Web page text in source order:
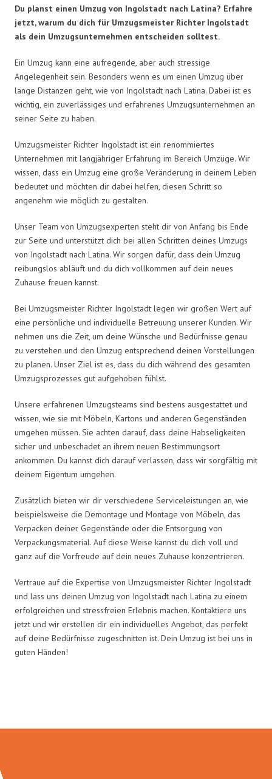
Du planst einen Umzug von Ingolstadt nach Latina? Erfahre
jetzt, warum du dich für Umzugsmeister Richter Ingolstadt
als dein Umzugsunternehmen entscheiden solltest.
Ein Umzug kann eine aufregende, aber auch stressige
Angelegenheit sein. Besonders wenn es um einen Umzug über
lange Distanzen geht, wie von Ingolstadt nach Latina. Dabei ist es
wichtig, ein zuverlässiges und erfahrenes Umzugsunternehmen an
seiner Seite zu haben.
Umzugsmeister Richter Ingolstadt ist ein renommiertes
Unternehmen mit langjähriger Erfahrung im Bereich Umzüge. Wir
wissen, dass ein Umzug eine große Veränderung in deinem Leben
bedeutet und möchten dir dabei helfen, diesen Schritt so
angenehm wie möglich zu gestalten.
Unser Team von Umzugsexperten steht dir von Anfang bis Ende
zur Seite und unterstützt dich bei allen Schritten deines Umzugs
von Ingolstadt nach Latina. Wir sorgen dafür, dass dein Umzug
reibungslos abläuft und du dich vollkommen auf dein neues
Zuhause freuen kannst.
Bei Umzugsmeister Richter Ingolstadt legen wir großen Wert auf
eine persönliche und individuelle Betreuung unserer Kunden. Wir
nehmen uns die Zeit, um deine Wünsche und Bedürfnisse genau
zu verstehen und den Umzug entsprechend deinen Vorstellungen
zu planen. Unser Ziel ist es, dass du dich während des gesamten
Umzugsprozesses gut aufgehoben fühlst.
Unsere erfahrenen Umzugsteams sind bestens ausgestattet und
wissen, wie sie mit Möbeln, Kartons und anderen Gegenständen
umgehen müssen. Sie achten darauf, dass deine Habseligkeiten
sicher und unbeschadet an ihrem neuen Bestimmungsort
ankommen. Du kannst dich darauf verlassen, dass wir sorgfältig mit
deinem Eigentum umgehen.
Zusätzlich bieten wir dir verschiedene Serviceleistungen an, wie
beispielsweise die Demontage und Montage von Möbeln, das
Verpacken deiner Gegenstände oder die Entsorgung von
Verpackungsmaterial. Auf diese Weise kannst du dich voll und
ganz auf die Vorfreude auf dein neues Zuhause konzentrieren.
Vertraue auf die Expertise von Umzugsmeister Richter Ingolstadt
und lass uns deinen Umzug von Ingolstadt nach Latina zu einem
erfolgreichen und stressfreien Erlebnis machen. Kontaktiere uns
jetzt und wir erstellen dir ein individuelles Angebot, das perfekt
auf deine Bedürfnisse zugeschnitten ist. Dein Umzug ist bei uns in
guten Händen!